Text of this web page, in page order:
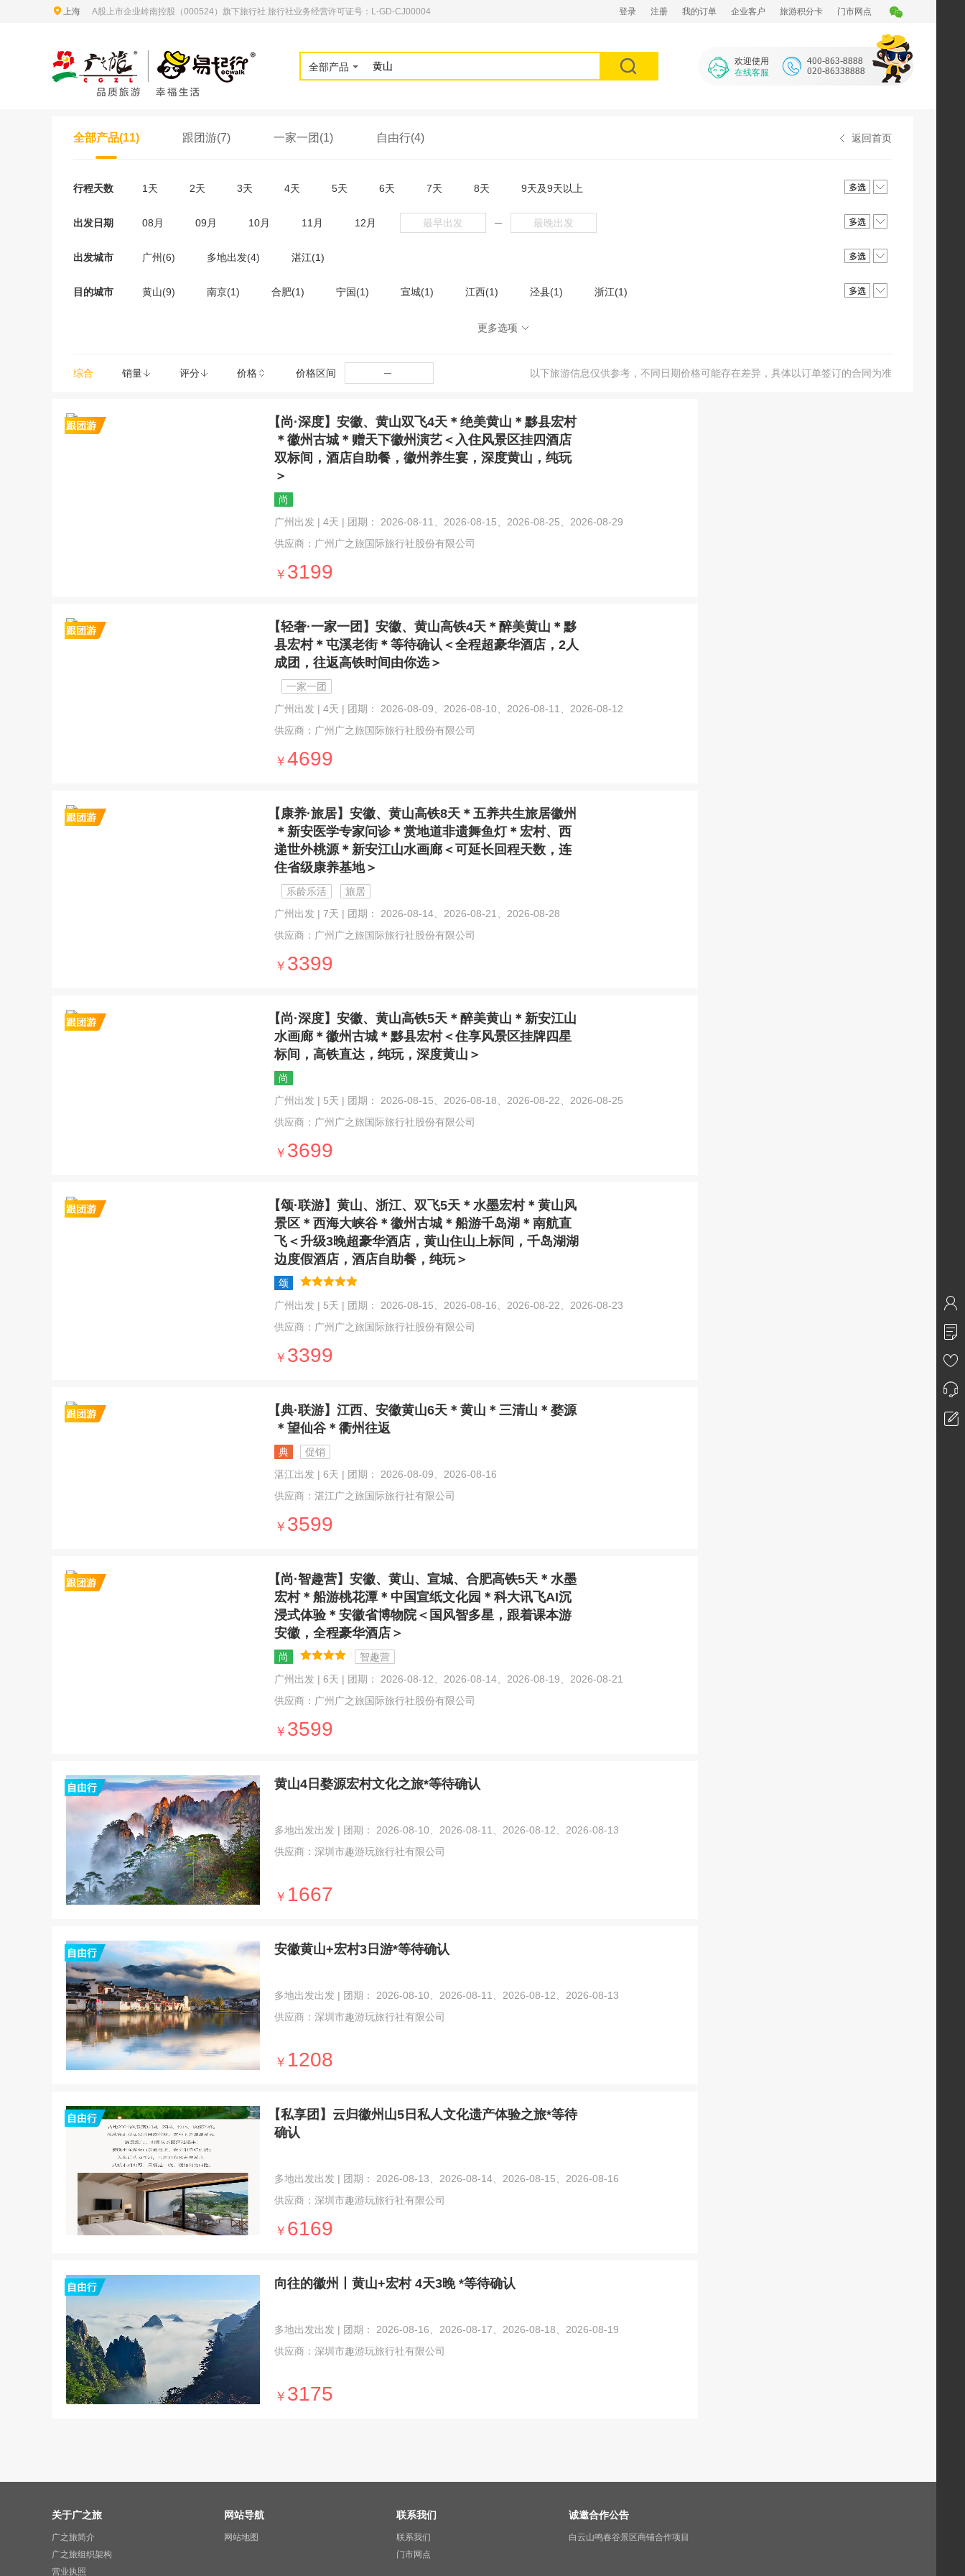
上海 A股上市企业岭南控股（000524）旗下旅行社 旅行社业务经营许可证号：L-GD-CJ00004 登录 注册 我的订单 企业客户 旅游积分卡 门市网点
全部产品
欢迎使用
在线客服
返回首页
全部产品(11) 跟团游(7) 一家一团(1) 自由行(4)
行程天数 1天 2天 3天 4天 5天 6天 7天 8天 9天及9天以上
出发日期 08月 09月 10月 11月 12月 ─
出发城市 广州(6) 多地出发(4) 湛江(1)
目的城市 黄山(9) 南京(1) 合肥(1) 宁国(1) 宣城(1) 江西(1) 泾县(1) 浙江(1)
更多选项
综合 销量 评分 价格 价格区间 ─ 以下旅游信息仅供参考，不同日期价格可能存在差异，具体以订单签订的合同为准
【尚·深度】安徽、黄山双飞4天＊绝美黄山＊黟县宏村
＊徽州古城＊赠天下徽州演艺＜入住风景区挂四酒店
双标间，酒店自助餐，徽州养生宴，深度黄山，纯玩
＞
尚
广州出发 | 4天 | 团期： 2026-08-11、2026-08-15、2026-08-25、2026-08-29
供应商：广州广之旅国际旅行社股份有限公司
￥ 3199
【轻奢·一家一团】安徽、黄山高铁4天＊醉美黄山＊黟
县宏村＊屯溪老街＊等待确认＜全程超豪华酒店，2人
成团，往返高铁时间由你选＞
一家一团
广州出发 | 4天 | 团期： 2026-08-09、2026-08-10、2026-08-11、2026-08-12
供应商：广州广之旅国际旅行社股份有限公司
￥ 4699
【康养·旅居】安徽、黄山高铁8天＊五养共生旅居徽州
＊新安医学专家问诊＊赏地道非遗舞鱼灯＊宏村、西
递世外桃源＊新安江山水画廊＜可延长回程天数，连
住省级康养基地＞
乐龄乐活
旅居
广州出发 | 7天 | 团期： 2026-08-14、2026-08-21、2026-08-28
供应商：广州广之旅国际旅行社股份有限公司
￥ 3399
【尚·深度】安徽、黄山高铁5天＊醉美黄山＊新安江山
水画廊＊徽州古城＊黟县宏村＜住享风景区挂牌四星
标间，高铁直达，纯玩，深度黄山＞
尚
广州出发 | 5天 | 团期： 2026-08-15、2026-08-18、2026-08-22、2026-08-25
供应商：广州广之旅国际旅行社股份有限公司
￥ 3699
【颂·联游】黄山、浙江、双飞5天＊水墨宏村＊黄山风
景区＊西海大峡谷＊徽州古城＊船游千岛湖＊南航直
飞＜升级3晚超豪华酒店，黄山住山上标间，千岛湖湖
边度假酒店，酒店自助餐，纯玩＞
颂
广州出发 | 5天 | 团期： 2026-08-15、2026-08-16、2026-08-22、2026-08-23
供应商：广州广之旅国际旅行社股份有限公司
￥ 3399
【典·联游】江西、安徽黄山6天＊黄山＊三清山＊婺源
＊望仙谷＊衢州往返
典
促销
湛江出发 | 6天 | 团期： 2026-08-09、2026-08-16
供应商：湛江广之旅国际旅行社有限公司
￥ 3599
【尚·智趣营】安徽、黄山、宣城、合肥高铁5天＊水墨
宏村＊船游桃花潭＊中国宣纸文化园＊科大讯飞AI沉
浸式体验＊安徽省博物院＜国风智多星，跟着课本游
安徽，全程豪华酒店＞
尚
智趣营
广州出发 | 6天 | 团期： 2026-08-12、2026-08-14、2026-08-19、2026-08-21
供应商：广州广之旅国际旅行社股份有限公司
￥ 3599
黄山4日婺源宏村文化之旅*等待确认
多地出发出发 | 团期： 2026-08-10、2026-08-11、2026-08-12、2026-08-13
供应商：深圳市趣游玩旅行社有限公司
￥ 1667
安徽黄山+宏村3日游*等待确认
多地出发出发 | 团期： 2026-08-10、2026-08-11、2026-08-12、2026-08-13
供应商：深圳市趣游玩旅行社有限公司
￥ 1208
【私享团】云归徽州山5日私人文化遗产体验之旅*等待
确认
多地出发出发 | 团期： 2026-08-13、2026-08-14、2026-08-15、2026-08-16
供应商：深圳市趣游玩旅行社有限公司
￥ 6169
向往的徽州丨黄山+宏村 4天3晚 *等待确认
多地出发出发 | 团期： 2026-08-16、2026-08-17、2026-08-18、2026-08-19
供应商：深圳市趣游玩旅行社有限公司
￥ 3175
关于广之旅
广之旅简介
广之旅组织架构
营业执照
网站导航
网站地图
联系我们
联系我们
门市网点
诚邀合作公告
白云山鸣春谷景区商铺合作项目